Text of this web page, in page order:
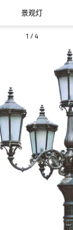
景观灯
1 / 4